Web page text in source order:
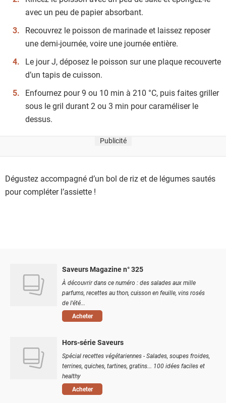
avec un peu de papier absorbant.
Recouvrez le poisson de marinade et laissez reposer
une demi-journée, voire une journée entière.
Le jour J, déposez le poisson sur une plaque recouverte
d’un tapis de cuisson.
Enfournez pour 9 ou 10 min à 210 °C, puis faites griller
sous le gril durant 2 ou 3 min pour caraméliser le
dessus.
Publicité
Dégustez accompagné d’un bol de riz et de légumes sautés
pour compléter l’assiette !
Saveurs Magazine n° 325
À découvrir dans ce numéro : des salades aux mille
parfums, recettes au thon, cuisson en feuille, vins rosés
de l'été...
Acheter
Hors-série Saveurs
Spécial recettes végétariennes - Salades, soupes froides,
terrines, quiches, tartines, gratins... 100 idées faciles et
healthy
Acheter